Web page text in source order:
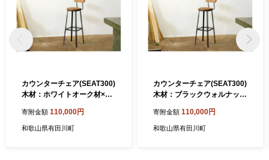
カウンターチェア(SEAT300)
木材：ホワイトオーク材×フ
艶消しクリア アンティーク
風インダストリアルアイアン
寄附金額 110,000円
和歌山県有田川町
カウンターチェア(SEAT300)
木材：ブラックウォルナット
塗装 艶消し黒 アンティー
ク風インダストリアルアイア
寄附金額 110,000円
和歌山県有田川町